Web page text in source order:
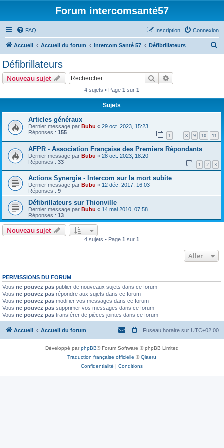
Forum intercomsanté57
FAQ Connexion
Inscription
Accueil Accueil du forum Intercom Santé 57 Défibrillateurs
e
Défibrillateurs
Nouveau sujet Rechercher
4 sujets • Page 1 sur 1
Sujets
Articles généraux
Dernier message par Bubu « 29 oct. 2023, 15:23
Réponses : 155 1 … 8 9 10 11
AFPR - Association Française des Premiers Répondants
Dernier message par Bubu « 28 oct. 2023, 18:20
Réponses : 33 1 2 3
Actions Synergie - Intercom sur la mort subite
Dernier message par Bubu « 12 déc. 2017, 16:03
Réponses : 9
Défibrillateurs sur Thionville
Dernier message par Bubu « 14 mai 2010, 07:58
Réponses : 13
Nouveau sujet
4 sujets • Page 1 sur 1
Aller
PERMISSIONS DU FORUM
Vous ne pouvez pas publier de nouveaux sujets dans ce forum
Vous ne pouvez pas répondre aux sujets dans ce forum
Vous ne pouvez pas modifier vos messages dans ce forum
Vous ne pouvez pas supprimer vos messages dans ce forum
Vous ne pouvez pas transférer de pièces jointes dans ce forum
Accueil Accueil du forum Fuseau horaire sur UTC+02:00
Développé parphpBB® Forum Software © phpBB Limited
Traduction française officielle ©Qiaeru
Confidentialité | Conditions